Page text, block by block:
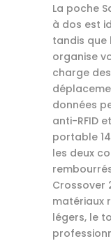
La poche
à dos est
tandis que
organise
charge
données
anti-RFID
portable
les deux
Crossover
matériaux
légers, le